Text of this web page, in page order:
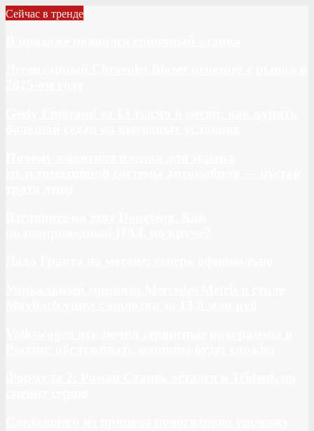
Сейчас в тренде